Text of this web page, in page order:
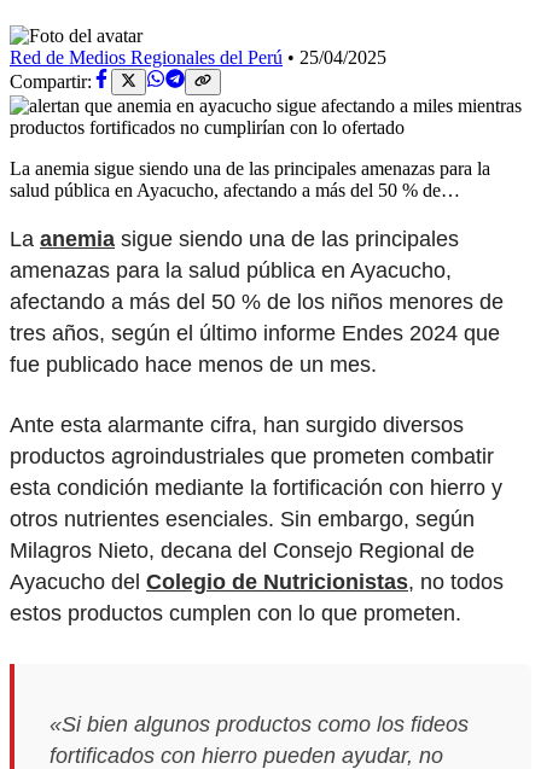
Red de Medios Regionales del Perú • 25/04/2025
Compartir:
La anemia sigue siendo una de las principales amenazas para la
salud pública en Ayacucho, afectando a más del 50 % de…
La anemia sigue siendo una de las principales
amenazas para la salud pública en Ayacucho,
afectando a más del 50 % de los niños menores de
tres años, según el último informe Endes 2024 que
fue publicado hace menos de un mes.
Ante esta alarmante cifra, han surgido diversos
productos agroindustriales que prometen combatir
esta condición mediante la fortificación con hierro y
otros nutrientes esenciales. Sin embargo, según
Milagros Nieto, decana del Consejo Regional de
Ayacucho del Colegio de Nutricionistas, no todos
estos productos cumplen con lo que prometen.
«Si bien algunos productos como los fideos
fortificados con hierro pueden ayudar, no